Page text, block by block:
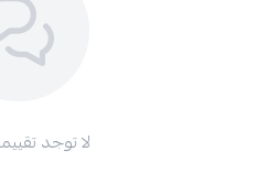
لا توجد